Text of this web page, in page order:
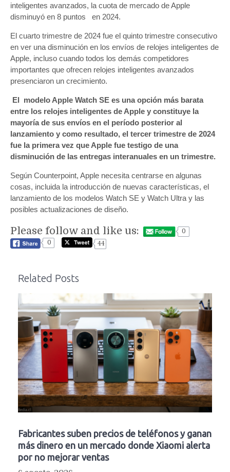
inteligentes avanzados, la cuota de mercado de Apple
disminuyó en 8 puntos en 2024.
El cuarto trimestre de 2024 fue el quinto trimestre consecutivo
en ver una disminución en los envíos de relojes inteligentes de
Apple, incluso cuando todos los demás competidores
importantes que ofrecen relojes inteligentes avanzados
presenciaron un crecimiento.
El modelo Apple Watch SE es una opción más barata
entre los relojes inteligentes de Apple y constituye la
mayoría de sus envíos en el período posterior al
lanzamiento y como resultado, el tercer trimestre de 2024
fue la primera vez que Apple fue testigo de una
disminución de las entregas interanuales en un trimestre.
Según Counterpoint, Apple necesita centrarse en algunas
cosas, incluida la introducción de nuevas características, el
lanzamiento de los modelos Watch SE y Watch Ultra y las
posibles actualizaciones de diseño.
Please follow and like us:
0
0
44
Related Posts
Fabricantes suben precios de teléfonos y ganan
más dinero en un mercado donde Xiaomi alerta
por no mejorar ventas